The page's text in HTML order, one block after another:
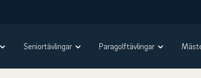
Seniortävlingar Paragolftävlingar